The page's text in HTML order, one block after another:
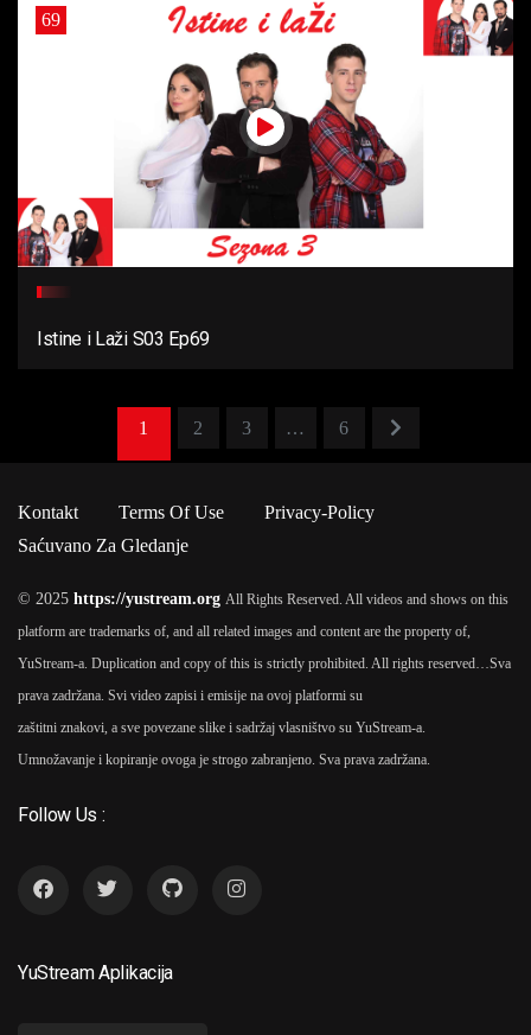
69
Istine i Laži S03 Ep69
1 2 3 … 6
Kontakt Terms Of Use
Privacy-Policy
Saćuvano Za Gledanje
© 2025 https://yustream.org All Rights Reserved. All videos and shows on this
platform are trademarks of, and all related images and content are the property of,
YuStream-a. Duplication and copy of this is strictly prohibited. All rights reserved… Sva
prava zadržana. Svi video zapisi i emisije na ovoj platformi su
zaštitni znakovi, a sve povezane slike i sadržaj vlasništvo su YuStream-a.
Umnožavanje i kopiranje ovoga je strogo zabranjeno. Sva prava zadržana.
Follow Us :
YuStream Aplikacija